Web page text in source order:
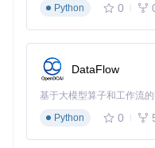
使用「角色智能生成
整个过程一气呵成，
场景落地：三大应
Python
0
DataFlow
基于大模型算子和工作流
Python
0